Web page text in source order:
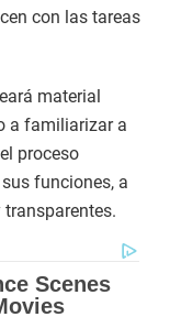
con las tareas
material
a familiarizar a
proceso
funciones, a